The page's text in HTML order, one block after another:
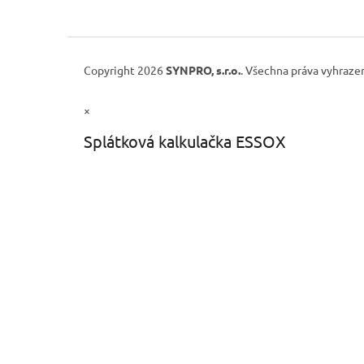
Copyright 2026 SYNPRO, s.r.o.. Všechna práva
×
Splátková kalkulačka ESSOX